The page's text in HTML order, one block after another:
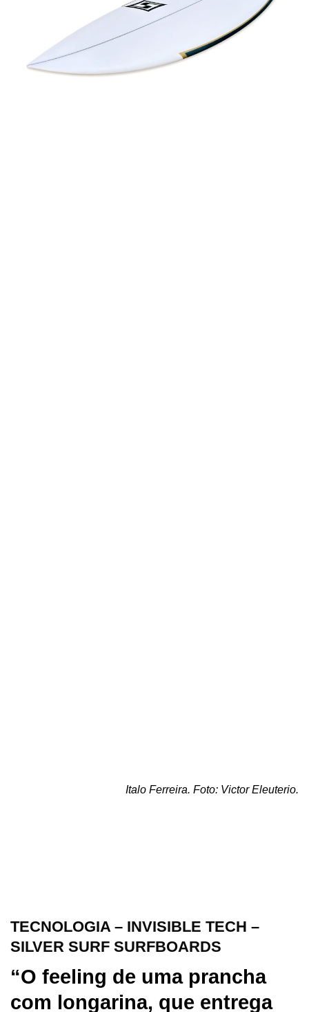
Italo Ferreira. Foto: Victor Eleuterio.
TECNOLOGIA – INVISIBLE TECH –
SILVER SURF SURFBOARDS
“O feeling de uma prancha
com longarina, que entrega